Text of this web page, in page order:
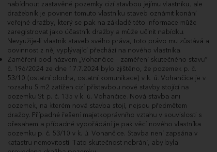
11:03:59.897
21.05.2025
11:03:59.850
Dražitel ABO33411 podal příhoz do dražby
ve výši 50 000 Kč a navýšil nabídnutou cenu
na 18 410 000 Kč.
21.05.2025
11:03:31.920
Poprvé pro účastníka dražby WJU27677.
21.05.2025
11:03:31.857
Dražitel WJU27677 podal příhoz do dražby
ve výši 100 000 Kč a navýšil nabídnutou cenu
na 18 360 000 Kč.
21.05.2025
11:03:24.030
Poprvé pro účastníka dražby ABO33411.
21.05.2025
11:03:23.890
Dražitel ABO33411 podal příhoz do dražby
ve výši 50 000 Kč a navýšil nabídnutou cenu
na 18 260 000 Kč.
21.05.2025
11:03:02.800
Poprvé pro účastníka dražby WJU27677.
nabídnout zastavěné pozemky cizí stavbou jejímu vlastníku, ale
dražebník je povinen tomuto vlastníku staveb oznámit konání
veřejné dražby, který se pak na základě této informace může
zaregistrovat jako účastník dražby a může učinit nabídku.
Nevyužije-li vlastník staveb svého práva, toto právo mu zůstává a
povinnost z něj vyplývající přechází na nového vlastníka.
Zaměření pod názvem „Vohančice – zaměření skutečného stavu“
č. 196/2024 ze dne 17.7.2024 bylo zjištěno, že pozemek p. č.
53/10 (ostatní plocha, ostatní komunikace) v k. ú. Vohančice je v
rozsahu 5 m2 zatížen cizí přístavbou nové stavby stojící na
pozemku St. p. č. 135 v k. ú. Vohančice. Nová stavba ani
pozemek, na kterém nová stavba stojí, nejsou předmětem
dražby. Případné řešení majetkoprávního vztahu v souvislosti s
přesahem a případné vypořádání je pak věcí nového vlastníka
pozemku p. č. 53/10 v k. ú. Vohančice. Stavba není zapsána v
katastru nemovitostí. Tato skutečnost nebrání, aby byla